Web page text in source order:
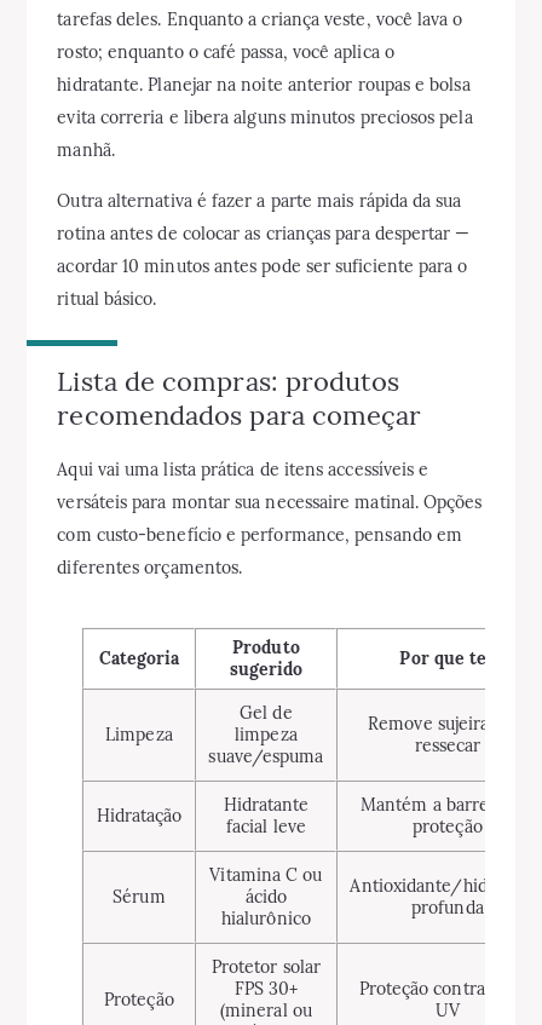
tarefas deles. Enquanto a criança veste, você lava o
rosto; enquanto o café passa, você aplica o
hidratante. Planejar na noite anterior roupas e bolsa
evita correria e libera alguns minutos preciosos pela
manhã.
Outra alternativa é fazer a parte mais rápida da sua
rotina antes de colocar as crianças para despertar —
acordar 10 minutos antes pode ser suficiente para o
ritual básico.
Lista de compras: produtos
recomendados para começar
Aqui vai uma lista prática de itens accessíveis e
versáteis para montar sua necessaire matinal. Opções
com custo-benefício e performance, pensando em
diferentes orçamentos.
Categoria
Produto
sugerido
Por que ter
Limpeza
Gel de
limpeza
suave/espuma
Remove sujeira sem
ressecar
Hidratação
Hidratante
facial leve
Mantém a barreira de
proteção
Sérum
Vitamina C ou
ácido
hialurônico
Antioxidante/
profunda
Proteção
Protetor solar
FPS 30+
(mineral ou
Proteção contra danos
UV